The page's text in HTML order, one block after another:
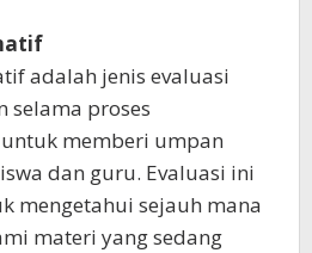
adalah jenis evaluasi
selama proses
memberi umpan
dan guru. Evaluasi ini
mengetahui sejauh mana
materi yang sedang